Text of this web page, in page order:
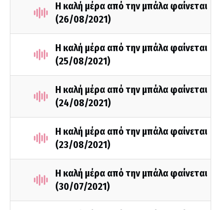
Η καλή μέρα από την μπάλα φαίνεται
(26/08/2021)
Η καλή μέρα από την μπάλα φαίνεται
(25/08/2021)
Η καλή μέρα από την μπάλα φαίνεται
(24/08/2021)
Η καλή μέρα από την μπάλα φαίνεται
(23/08/2021)
Η καλή μέρα από την μπάλα φαίνεται
(30/07/2021)